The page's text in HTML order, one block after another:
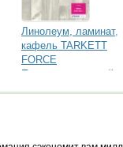
Линолеум, ламинат,
кафель TARKETT
FORCE
Полукоммерческий